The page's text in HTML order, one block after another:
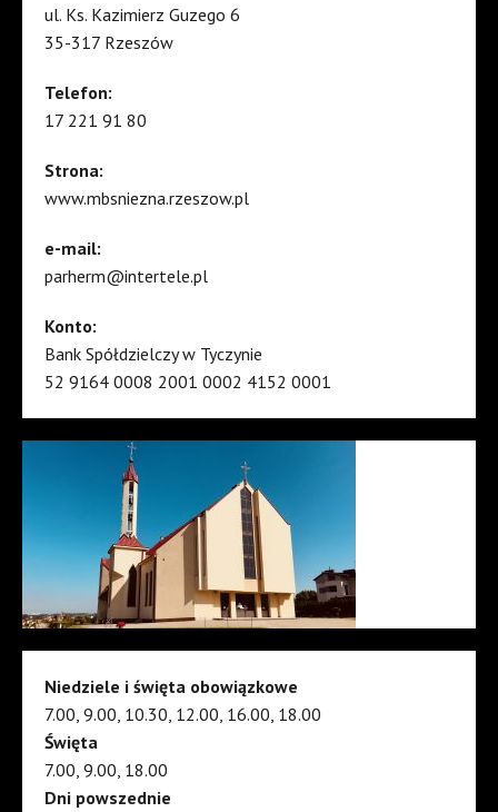
ul. Ks. Kazimierz Guzego 6
35-317 Rzeszów
Telefon:
17 221 91 80
Strona:
www.mbsniezna.rzeszow.pl
e-mail:
parherm@intertele.pl
Konto:
Bank Spółdzielczy w Tyczynie
52 9164 0008 2001 0002 4152 0001
Niedziele i święta obowiązkowe
7.00, 9.00, 10.30, 12.00, 16.00, 18.00
Święta
7.00, 9.00, 18.00
Dni powszednie